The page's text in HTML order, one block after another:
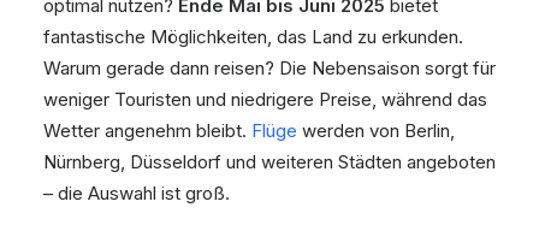
optimal nutzen? Ende Mai bis Juni 2025 bietet
fantastische Möglichkeiten, das Land zu erkunden.
Warum gerade dann reisen? Die Nebensaison sorgt für
weniger Touristen und niedrigere Preise, während das
Wetter angenehm bleibt. Flüge werden von Berlin,
Nürnberg, Düsseldorf und weiteren Städten angeboten
– die Auswahl ist groß.